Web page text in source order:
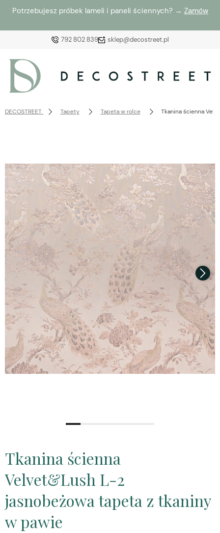
Potrzebujesz próbek lameli i paneli ściennych? → Zamów
792 802 839 sklep@decostreet.pl
Wybierz coś dla siebie z naszej aktualnej oferty lub
zaloguj się, aby przywrócić dodane produkty do listy
z poprzedniej sesji.
DECOSTREET Tapety Tapeta w rolce Tkanina ścienna
Tkanina ścienna
Velvet&Lush L-2
jasnobeżowa tapeta z tkaniny
w pawie